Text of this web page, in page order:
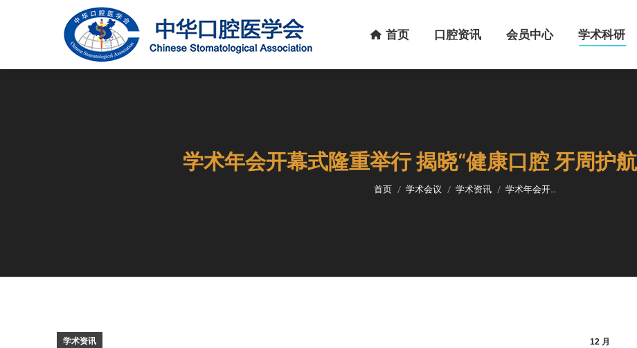
首页 口腔资讯 会员中心 学术科研
学术年会开幕式隆重举行 揭晓“健康口腔 牙周护
您在这里：
首页 学术会议 学术资讯 学术年会开…
12 月
学术资讯